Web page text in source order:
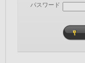
パスワード